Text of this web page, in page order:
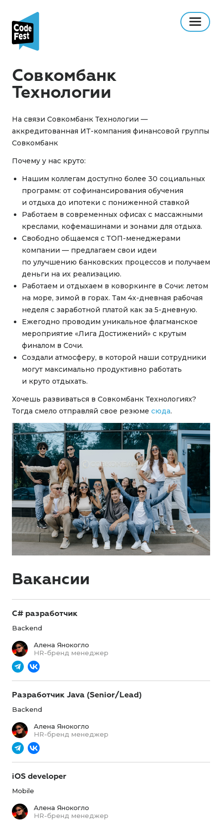
Совкомбанк
Технологии
На связи Совкомбанк Технологии —
аккредитованная ИТ-компания финансовой группы
Совкомбанк
Почему у нас круто:
Нашим коллегам доступно более 30 социальных
программ: от софинансирования обучения
и отдыха до ипотеки с пониженной ставкой
Работаем в современных офисах с массажными
креслами, кофемашинами и зонами для отдыха.
Свободно общаемся с ТОП-менеджерами
компании — предлагаем свои идеи
по улучшению банковских процессов и получаем
деньги на их реализацию.
Работаем и отдыхаем в коворкинге в Сочи: летом
на море, зимой в горах. Там 4х-дневная рабочая
неделя с заработной платой как за 5-дневную.
Ежегодно проводим уникальное флагманское
мероприятие «Лига Достижений» с крутым
финалом в Сочи.
Создали атмосферу, в которой наши сотрудники
могут максимально продуктивно работать
и круто отдыхать.
Хочешь развиваться в Совкомбанк Технологиях?
Тогда смело отправляй свое резюме сюда.
Вакансии
C# разработчик
Backend
Алена Янокогло
HR-бренд менеджер
Разработчик Java (Senior/Lead)
Backend
Алена Янокогло
HR-бренд менеджер
iOS developer
Mobile
Алена Янокогло
HR-бренд менеджер